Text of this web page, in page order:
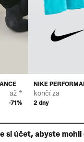
až *
-71%
NIKE
končí za
2 dny
si účet, abyste